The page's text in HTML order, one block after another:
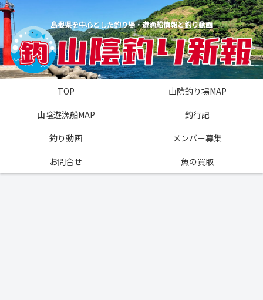
島根県を中心とした釣り場・遊漁船情報と釣り動画
TOP
山陰釣り場MAP
山陰遊漁船MAP
釣行記
釣り動画
メンバー募集
お問合せ
魚の買取